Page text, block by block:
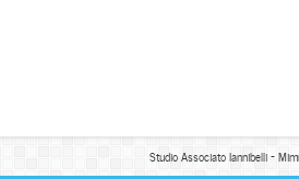
Studio Associato Iannibelli -